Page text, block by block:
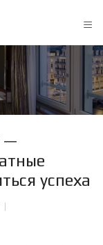
≡
—
успеха